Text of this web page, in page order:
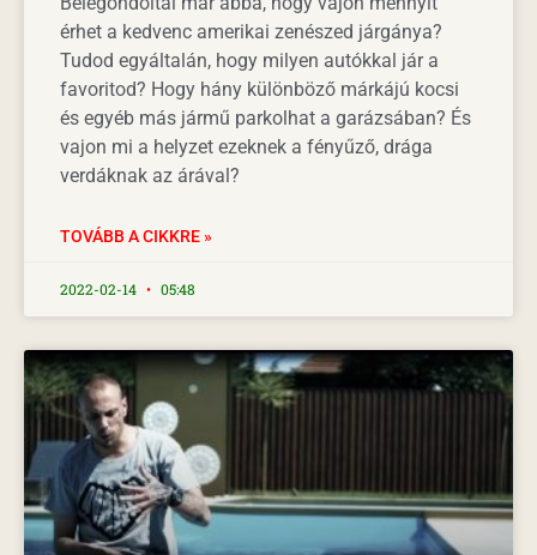
érhet a kedvenc amerikai zenészed járgánya?
Tudod egyáltalán, hogy milyen autókkal jár a
favoritod? Hogy hány különböző márkájú kocsi
és egyéb más jármű parkolhat a garázsában? És
vajon mi a helyzet ezeknek a fényűző, drága
verdáknak az árával?
TOVÁBB A CIKKRE »
2022-02-14 05:48